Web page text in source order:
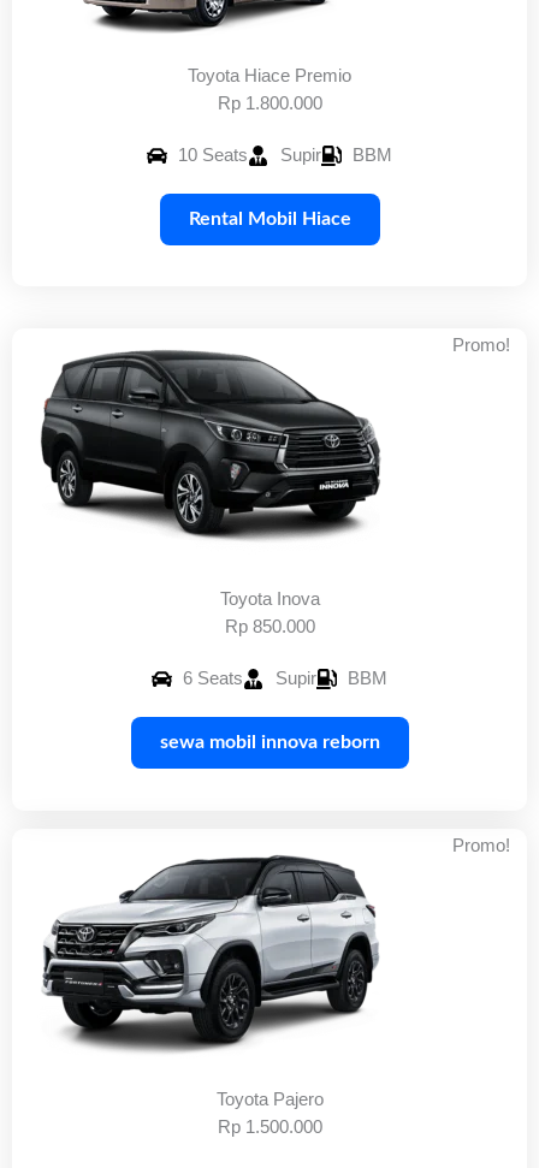
Toyota Hiace Premio
Rp 1.800.000
10 Seats Supir BBM
Rental Mobil Hiace
Toyota Inova
Rp 850.000
6 Seats Supir BBM
sewa mobil innova reborn
Promo!
Toyota Pajero
Rp 1.500.000
Promo!